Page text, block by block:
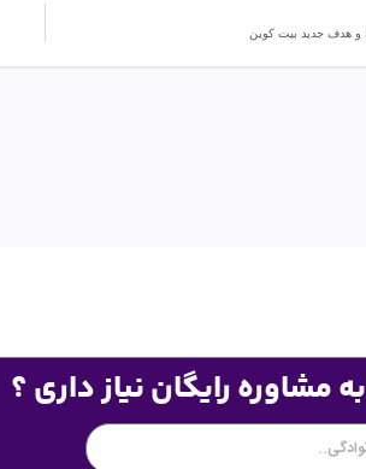
به مشاوره رایگان نیاز داری ؟